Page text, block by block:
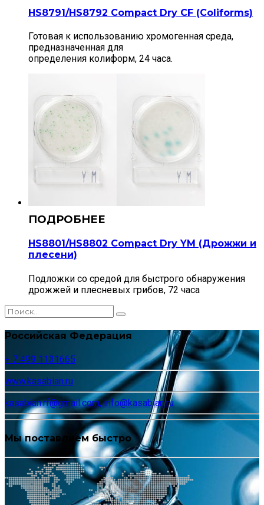
HS8791/HS8792 Compact Dry CF (Сoliforms)
Готовая к использованию хромогенная среда,
предназначенная для
определения колиформ, 24 часа.
HS8801/HS8802 Compact Dry YM (Дрожжи и
плесени)
Подложки со средой для быстрого обнаружения
дрожжей и плесневых грибов, 72 часа
Российская Федерация
+ 7 499 1131665
www.kasabian.ru
kasabian.rf@gmail.com, info@kasabian.ru
Мы поставляем быстро